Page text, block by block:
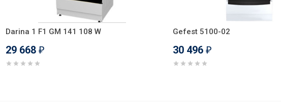
Darina 1 F1 GM 141 108 W
29 668 ₽
Gefest 5100-02
30 496 ₽